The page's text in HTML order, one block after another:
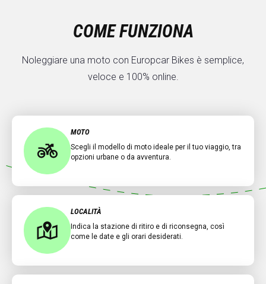
COME FUNZIONA
Noleggiare una moto con Europcar Bikes è semplice,
veloce e 100% online.
MOTO
Scegli il modello di moto ideale per il tuo viaggio, tra
opzioni urbane o da avventura.
LOCALITÀ
Indica la stazione di ritiro e di riconsegna, così
come le date e gli orari desiderati.